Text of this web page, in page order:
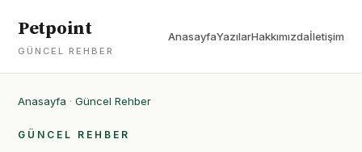
Petpoint
GÜNCEL REHBER
AnasayfaYazılarHakkımızdaİletişim
Anasayfa · Güncel Rehber
GÜNCEL REHBER